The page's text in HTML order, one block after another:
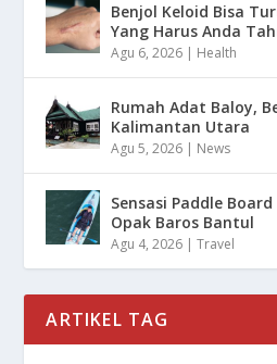
Benjol Keloid Bisa
Yang Harus Anda
Agu 6, 2026 | Health
Rumah Adat Baloy,
Kalimantan Utara
Agu 5, 2026 | News
Sensasi Paddle
Opak Baros Bantul
Agu 4, 2026 |Travel
ARTIKEL TAG